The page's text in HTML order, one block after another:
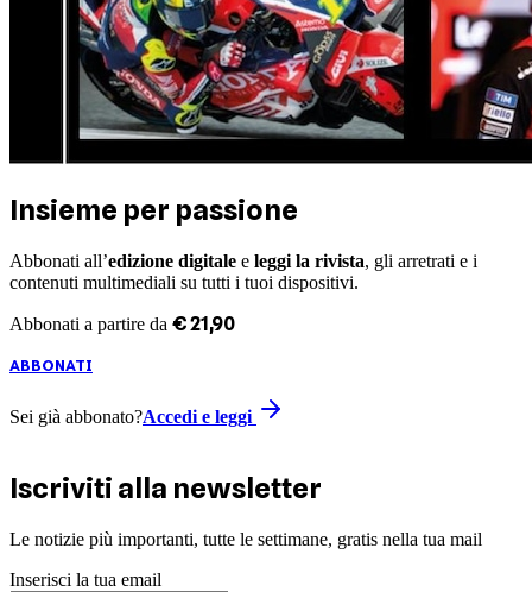
Insieme per passione
Abbonati all’edizione digitale e leggi la rivista, gli arretrati e i
contenuti multimediali su tutti i tuoi dispositivi.
Abbonati a partire da €21 ,90
ABBONATI
Sei già abbonato?Accedi e leggi
Iscriviti alla newsletter
Le notizie più importanti, tutte le settimane, gratis nella tua mail
Inserisci la tua email